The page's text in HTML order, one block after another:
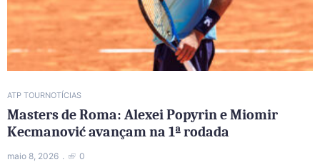
ATP TOURNOTÍCIAS
Masters de Roma: Alexei Popyrin e Miomir
Kecmanović avançam na 1ª rodada
maio 8, 2026 0